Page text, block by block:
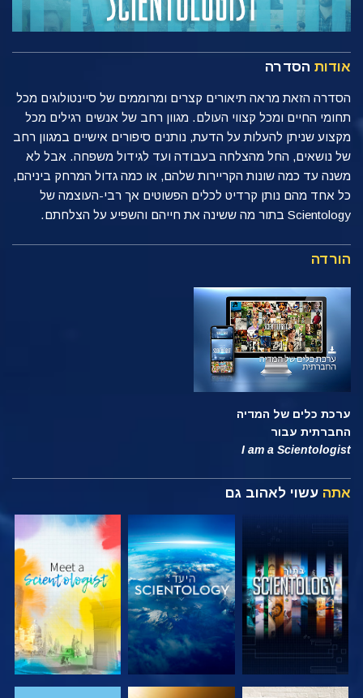
אודות הסדרה
הסדרה הזאת מראה תיאורים קצרים ומרוממים של סיינטולוגים מכל
תחומי החיים ומכל קצווי העולם. מגוון רחב של אנשים רגילים מכל
מקצוע שניתן להעלות על הדעת, נותנים סיפורים אישיים במגוון רחב
של נושאים, החל מהצלחה בעבודה ועד לגידול משפחה. אבל לא
משנה עד כמה שונות הקריירות שלהם, או כמה גדול המרחק ביניהם,
כל אחד מהם נותן קרדיט לכלים הפשוטים אך רבי-העוצמה של
Scientology בתור מה ששינה את חייהם והשפיע על הצלחתם.
הורדה
ערכת כלים של המדיה
החברתית עבור
I am a Scientologist
אתה עשוי לאהוב גם